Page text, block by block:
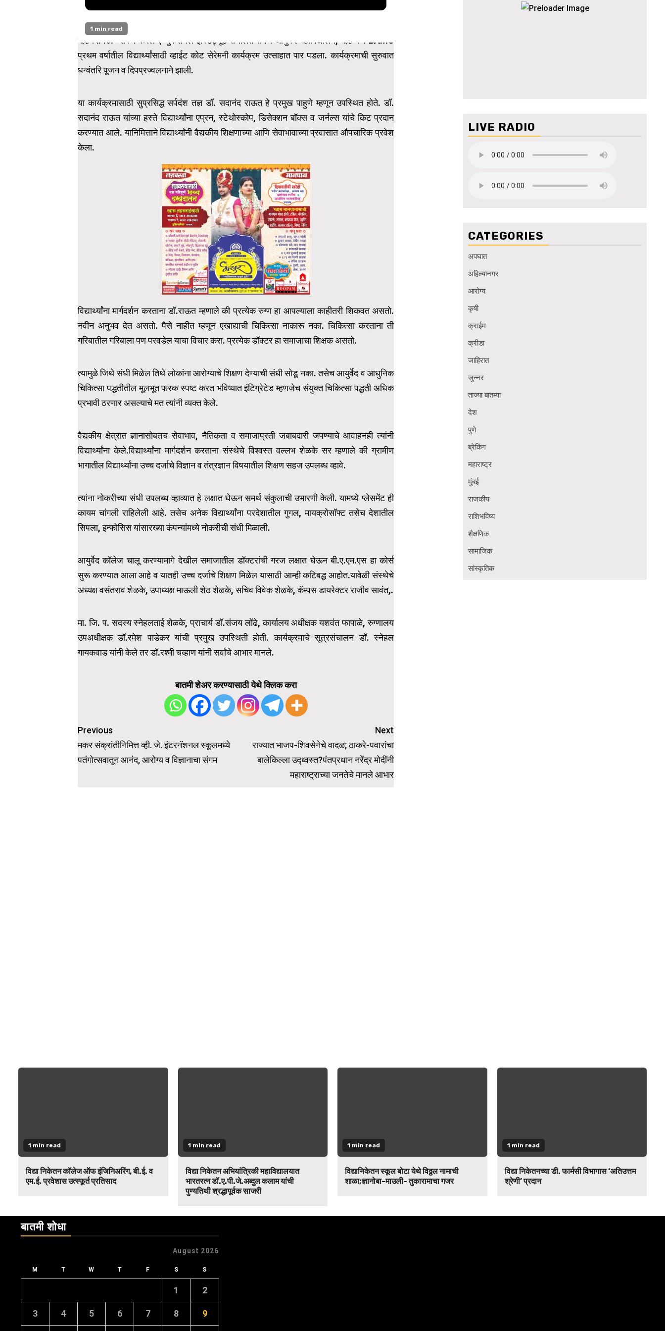
1 min read
बेल्हे दि.१७:- समर्थ रूरल एज्युकेशनल इंस्टिट्यूट संचलित समर्थ आयुर्वेद महाविद्यालय, बेल्हे येथे BAMS
प्रथम वर्षातील विद्यार्थ्यांसाठी व्हाईट कोट सेरेमनी कार्यक्रम उत्साहात पार पडला. कार्यक्रमाची सुरुवात
धन्वंतरि पूजन व दिपप्रज्वलनाने झाली.
या कार्यक्रमासाठी सुप्रसिद्ध सर्पदंश तज्ञ डॉ. सदानंद राऊत हे प्रमुख पाहुणे म्हणून उपस्थित होते. डॉ.
सदानंद राऊत यांच्या हस्ते विद्यार्थ्यांना एप्रन, स्टेथोस्कोप, डिसेक्शन बॉक्स व जर्नल्स यांचे किट प्रदान
करण्यात आले. यानिमित्ताने विद्यार्थ्यांनी वैद्यकीय शिक्षणाच्या आणि सेवाभावाच्या प्रवासात औपचारिक प्रवेश
केला.
विद्यार्थ्यांना मार्गदर्शन करताना डॉ.राऊत म्हणाले की प्रत्येक रुग्ण हा आपल्याला काहीतरी शिकवत असतो.
नवीन अनुभव देत असतो. पैसे नाहीत म्हणून एखाद्याची चिकित्सा नाकारू नका. चिकित्सा करताना ती
गरिबातील गरिबाला पण परवडेल याचा विचार करा. प्रत्येक डॉक्टर हा समाजाचा शिक्षक असतो.
त्यामुळे जिथे संधी मिळेल तिथे लोकांना आरोग्याचे शिक्षण देण्याची संधी सोडू नका. तसेच आयुर्वेद व आधुनिक
चिकित्सा पद्धतीतील मूलभूत फरक स्पष्ट करत भविष्यात इंटिग्रेटेड म्हणजेच संयुक्त चिकित्सा पद्धती अधिक
प्रभावी ठरणार असल्याचे मत त्यांनी व्यक्त केले.
वैद्यकीय क्षेत्रात ज्ञानासोबतच सेवाभाव, नैतिकता व समाजाप्रती जबाबदारी जपण्याचे आवाहनही त्यांनी
विद्यार्थ्यांना केले.विद्यार्थ्यांना मार्गदर्शन करताना संस्थेचे विश्वस्त वल्लभ शेळके सर म्हणाले की ग्रामीण
भागातील विद्यार्थ्यांना उच्च दर्जाचे विज्ञान व तंत्रज्ञान विषयातील शिक्षण सहज उपलब्ध व्हावे.
त्यांना नोकरीच्या संधी उपलब्ध व्हाव्यात हे लक्षात घेऊन समर्थ संकुलाची उभारणी केली. यामध्ये प्लेसमेंट ही
कायम चांगली राहिलेली आहे. तसेच अनेक विद्यार्थ्यांना परदेशातील गुगल, मायक्रोसॉफ्ट तसेच देशातील
सिपला, इन्फोसिस यांसारख्या कंपन्यांमध्ये नोकरीची संधी मिळाली.
आयुर्वेद कॉलेज चालू करण्यामागे देखील समाजातील डॉक्टरांची गरज लक्षात घेऊन बी.ए.एम.एस हा कोर्स
सुरू करण्यात आला आहे व यातही उच्च दर्जाचे शिक्षण मिळेल यासाठी आम्ही कटिबद्ध आहोत.यावेळी संस्थेचे
अध्यक्ष वसंतराव शेळके, उपाध्यक्ष माऊली शेठ शेळके, सचिव विवेक शेळके, कॅम्पस डायरेक्टर राजीव सावंत,.
मा. जि. प. सदस्य स्नेहलताई शेळके, प्राचार्य डॉ.संजय लोंढे, कार्यालय अधीक्षक यशवंत फापाळे, रुग्णालय
उपअधीक्षक डॉ.रमेश पाडेकर यांची प्रमुख उपस्थिती होती. कार्यक्रमाचे सूत्रसंचालन डॉ. स्नेहल
गायकवाड यांनी केले तर डॉ.रश्मी चव्हाण यांनी सर्वांचे आभार मानले.
बातमी शेअर करण्यासाठी येथे क्लिक करा
Post
navigation
Previous
मकर संक्रांतीनिमित्त व्ही. जे. इंटरनॅशनल स्कूलमध्ये
पतंगोत्सवातून आनंद, आरोग्य व विज्ञानाचा संगम
Next
राज्यात भाजप-शिवसेनेचे वादळ; ठाकरे-पवारांचा
बालेकिल्ला उद्ध्वस्त?पंतप्रधान नरेंद्र मोदींनी
महाराष्ट्राच्या जनतेचे मानले आभार
LIVE RADIO
CATEGORIES
अपघात
अहिल्यानगर
आरोग्य
कृषी
क्राईम
क्रीडा
जाहिरात
जुन्नर
ताज्या बातम्या
देश
पुणे
ब्रेकिंग
महाराष्ट्र
मुंबई
राजकीय
राशिभविष्य
शैक्षणिक
सामाजिक
सांस्कृतिक
1 min read
विद्या निकेतन कॉलेज ऑफ इंजिनिअरिंग, बी.ई. व
एम.ई. प्रवेशास उत्स्फूर्त प्रतिसाद
1 min read
विद्या निकेतन अभियांत्रिकी महाविद्यालयात
भारतरत्न डॉ.ए.पी.जे.अब्दुल कलाम यांची
पुण्यतिथी श्रद्धापूर्वक साजरी
1 min read
विद्यानिकेतन स्कूल बोटा येथे विठ्ठल नामाची
शाळा;ज्ञानोबा-माउली- तुकारामाचा गजर
1 min read
विद्या निकेतनच्या डी. फार्मसी विभागास ‘अतिउत्तम
श्रेणी’ प्रदान
बातमी शोधा
August 2026
M T W T F S S
1 2
3 4 5 6 7 8 9